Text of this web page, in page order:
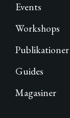
Events
Workshops
Publikationer
Guides
Magasiner